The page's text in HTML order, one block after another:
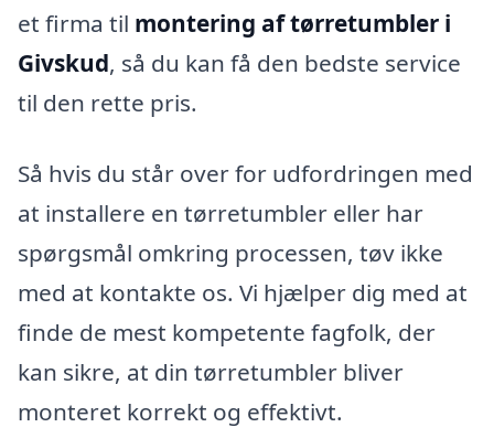
et firma til montering af tørretumbler i
Givskud, så du kan få den bedste service
til den rette pris.
Så hvis du står over for udfordringen med
at installere en tørretumbler eller har
spørgsmål omkring processen, tøv ikke
med at kontakte os. Vi hjælper dig med at
finde de mest kompetente fagfolk, der
kan sikre, at din tørretumbler bliver
monteret korrekt og effektivt.